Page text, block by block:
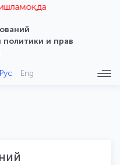
политики и прав
Рус Eng